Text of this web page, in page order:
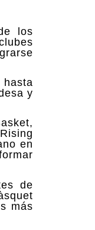
los
y
en
de
más